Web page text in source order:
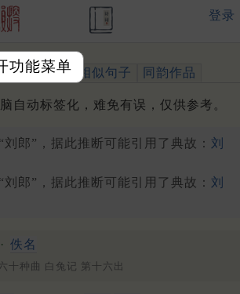
功能菜单
登录
出处、引用 相似句子 同韵作品
自动标签化，难免有误，仅供参考。
郎”，据此推断可能引用了典故： 刘
郎”，据此推断可能引用了典故： 刘
佚名
十种曲 白兔记 第十六出